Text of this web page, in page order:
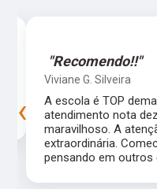
"Recomendo!!"
Viviane G. Silveira
A escola é TOP
atendimento nota
maravilhoso. A
extraordinária.
pensando em outros
‹